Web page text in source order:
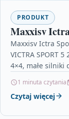
PRODUKT
Maxxisv
Maxxisv Ictra
VICTRA SPORT
4×4, małe silniki
1 minuta czytania
Czytaj więcej